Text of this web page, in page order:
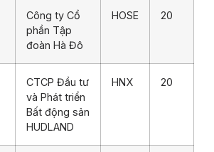
Công ty Cổ
phần Tập
đoàn Hà Đô
HOSE 20
CTCP Đầu tư
và Phát triển
Bất động sản
HUDLAND
HNX 20